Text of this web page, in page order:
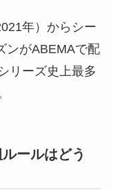
年）からシー
ンがABEMAで配
リーズ史上最多
ールはどう